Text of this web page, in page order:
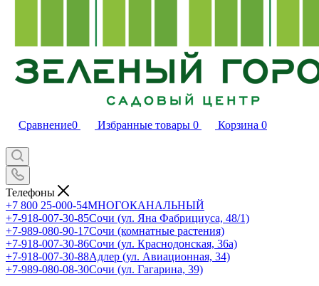
Сравнение0 Избранные товары 0 Корзина 0
Телефоны
+7 800 25-000-54МНОГОКАНАЛЬНЫЙ
+7-918-007-30-85Сочи (ул. Яна Фабрициуса, 48/1)
+7-989-080-90-17Сочи (комнатные растения)
+7-918-007-30-86Сочи (ул. Краснодонская, 36а)
+7-918-007-30-88Адлер (ул. Авиационная, 34)
+7-989-080-08-30Сочи (ул. Гагарина, 39)